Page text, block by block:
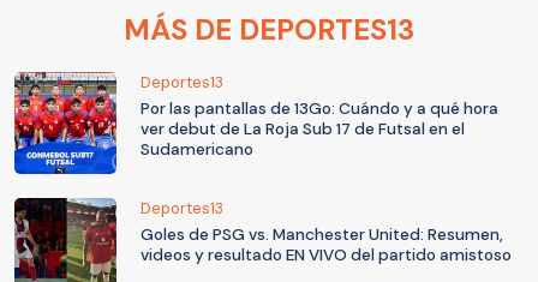
MÁS DE DEPORTES13
Deportes13
Por las pantallas de 13Go: Cuándo y a qué hora
ver debut de La Roja Sub 17 de Futsal en el
Sudamericano
Deportes13
Goles de PSG vs. Manchester United: Resumen,
videos y resultado EN VIVO del partido amistoso